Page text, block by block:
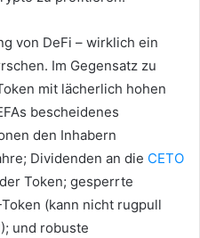
von DeFi – wirklich ein
Im Gegensatz zu
mit lächerlich hohen
bescheidenes
den Inhabern
Dividenden an die CETO
Token; gesperrte
(kann nicht rugpull
und robuste